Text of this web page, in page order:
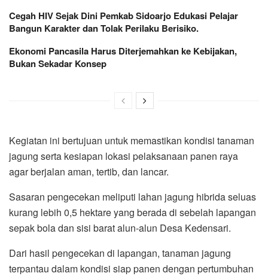
Cegah HIV Sejak Dini Pemkab Sidoarjo Edukasi Pelajar
Bangun Karakter dan Tolak Perilaku Berisiko.
Ekonomi Pancasila Harus Diterjemahkan ke Kebijakan,
Bukan Sekadar Konsep
Kegiatan ini bertujuan untuk memastikan kondisi tanaman
jagung serta kesiapan lokasi pelaksanaan panen raya
agar berjalan aman, tertib, dan lancar.
Sasaran pengecekan meliputi lahan jagung hibrida seluas
kurang lebih 0,5 hektare yang berada di sebelah lapangan
sepak bola dan sisi barat alun-alun Desa Kedensari.
Dari hasil pengecekan di lapangan, tanaman jagung
terpantau dalam kondisi siap panen dengan pertumbuhan